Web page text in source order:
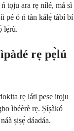
tọju ara rẹ nílé, má sì
pé ó ń tàn kálẹ̀ tàbí bí
lẹ́rù.
rẹ pẹ̀lú
rẹ láti pese itọju
ìbéèrè rẹ. Ṣíṣàkó
ṣiṣẹ́ dáadáa.